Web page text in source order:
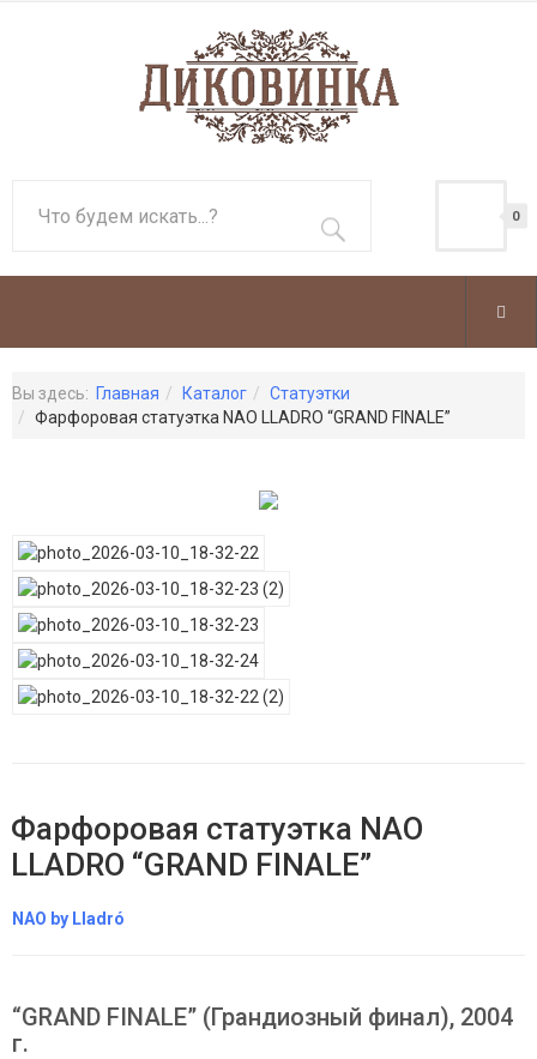
0
Вы здесь: Главная Каталог
Статуэтки
Фарфоровая статуэтка NAO LLADRO “GRAND FINALE”
Фарфоровая статуэтка NAO
LLADRO “GRAND FINALE”
NAO by Lladró
“GRAND FINALE” (Грандиозный финал), 2004
г.